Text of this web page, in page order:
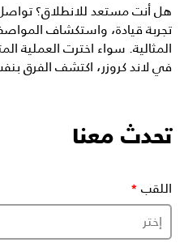
هل أنت مستعد للانطلاق؟
تجربة قيادة، واستكشاف
المثالية. سواء اخترت العملية
في لاند كروزر، اكتشف الفرق
تحدث معنا
اللقب